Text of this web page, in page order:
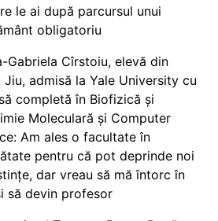
le ai după parcursul unui
obligatoriu
Gabriela Cîrstoiu, elevă din
Jiu, admisă la Yale University cu
completă în Biofizică și
Moleculară și Computer
Am ales o facultate în
pentru că pot deprinde noi
dar vreau să mă întorc în
să devin profesor